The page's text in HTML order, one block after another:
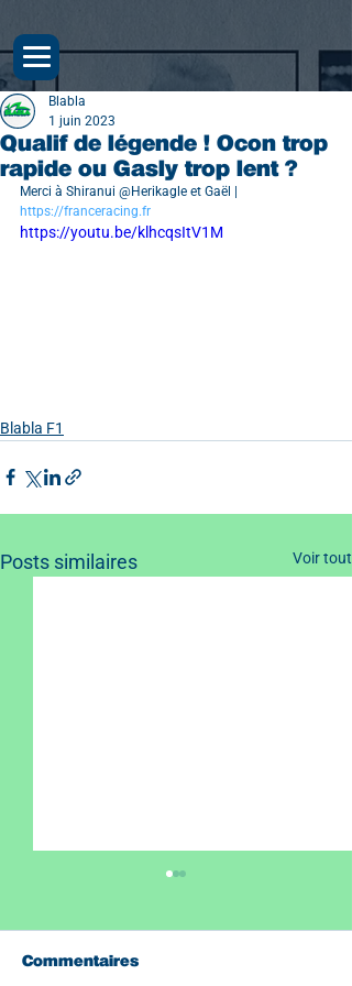
Qualif de légende ! Ocon trop
rapide ou Gasly trop lent ?
Blabla
1 juin 2023
Merci à Shiranui @Herikagle et Gaël |
https://franceracing.fr
https://youtu.be/klhcqsItV1M
Blabla F1
Posts similaires Voir tout
Commentaires